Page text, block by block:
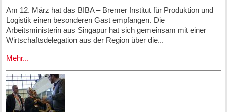
Am 12. März hat das BIBA – Bremer Institut für Produktion und
Logistik einen besonderen Gast empfangen. Die
Arbeitsministerin aus Singapur hat sich gemeinsam mit einer
Wirtschaftsdelegation aus der Region über die...
Mehr...